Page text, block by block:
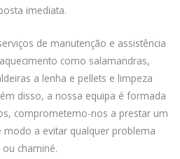
imediata.
de manutenção e assistência
como salamandras,
a lenha e pellets e limpeza
disso, a nossa equipa é formada
comprometemo-nos a prestar um
modo a evitar qualquer problema
chaminé.